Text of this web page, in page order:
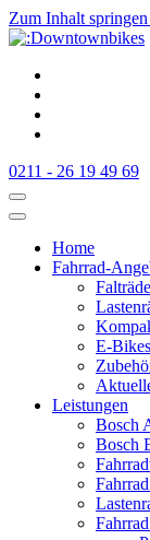
Zum Inhalt
:Downtownbikes
Der Fahrradladen
0211 - 26 19 49 69
Home
Fahrrad-
E-Bikes
Leistungen
Bosch
Bosch